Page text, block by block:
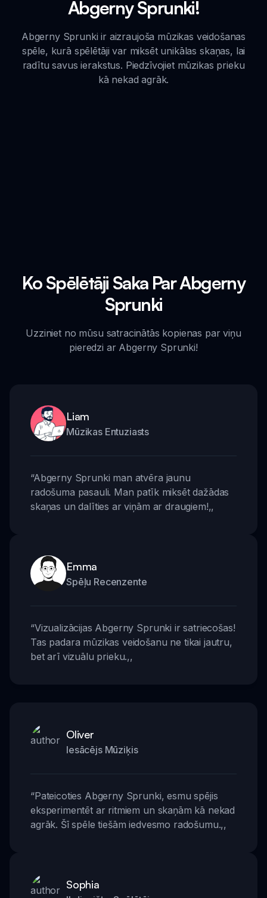
Abgerny Sprunki!
Abgerny Sprunki ir aizraujoša mūzikas veidošanas
spēle, kurā spēlētāji var miksēt unikālas skaņas, lai
radītu savus ierakstus. Piedzīvojiet mūzikas prieku
kā nekad agrāk.
Ko Spēlētāji Saka Par Abgerny
Sprunki
Uzziniet no mūsu satracinātās kopienas par viņu
pieredzi ar Abgerny Sprunki!
Liam
Mūzikas Entuziasts
“Abgerny Sprunki man atvēra jaunu
radošuma pasauli. Man patīk miksēt dažādas
skaņas un dalīties ar viņām ar draugiem!,,
Emma
Spēļu Recenzente
“Vizualizācijas Abgerny Sprunki ir satriecošas!
Tas padara mūzikas veidošanu ne tikai jautru,
bet arī vizuālu prieku.,,
Oliver
Iesācējs Mūziķis
“Pateicoties Abgerny Sprunki, esmu spējis
eksperimentēt ar ritmiem un skaņām kā nekad
agrāk. Šī spēle tiešām iedvesmo radošumu.,,
Sophia